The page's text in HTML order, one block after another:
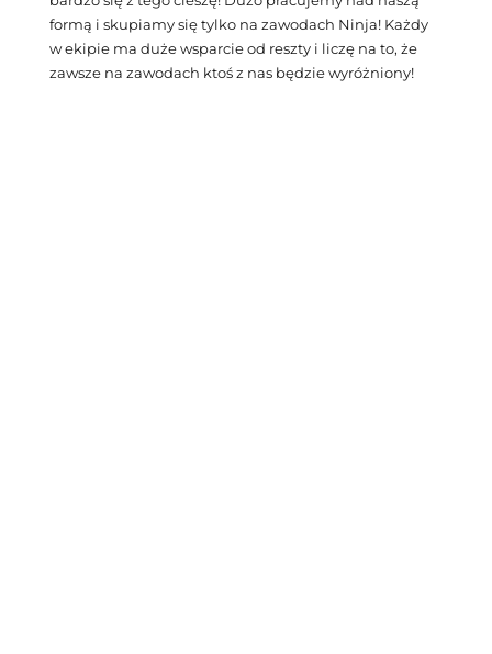
formą i skupiamy się tylko na zawodach Ninja! Każdy
w ekipie ma duże wsparcie od reszty i liczę na to, że
zawsze na zawodach ktoś z nas będzie wyróżniony!